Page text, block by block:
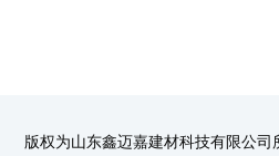
版权为山东鑫迈嘉建材科技有限公